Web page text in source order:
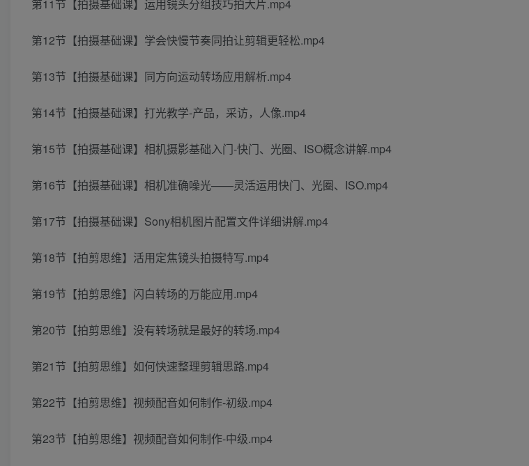
第11节【拍摄基础课】运用镜头分组技巧拍大片.mp4
第12节【拍摄基础课】学会快慢节奏同拍让剪辑更轻松.mp4
第13节【拍摄基础课】同方向运动转场应用解析.mp4
第14节【拍摄基础课】打光教学-产品，采访，人像.mp4
第15节【拍摄基础课】相机摄影基础入门-快门、光圈、ISO概念讲解.mp4
第16节【拍摄基础课】相机准确噪光——灵活运用快门、光圈、ISO.mp4
第17节【拍摄基础课】Sony相机图片配置文件详细讲解.mp4
第18节【拍剪思维】活用定焦镜头拍摄特写.mp4
第19节【拍剪思维】闪白转场的万能应用.mp4
第20节【拍剪思维】没有转场就是最好的转场.mp4
第21节【拍剪思维】如何快速整理剪辑思路.mp4
第22节【拍剪思维】视频配音如何制作-初级.mp4
第23节【拍剪思维】视频配音如何制作-中级.mp4